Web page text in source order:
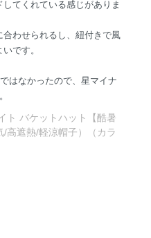
てくれている感じがありま
わせられるし、紐付きで風
です。
はなかったので、星マイナ
ト バケットハット【酷暑
高遮熱/軽涼帽子）（カラ